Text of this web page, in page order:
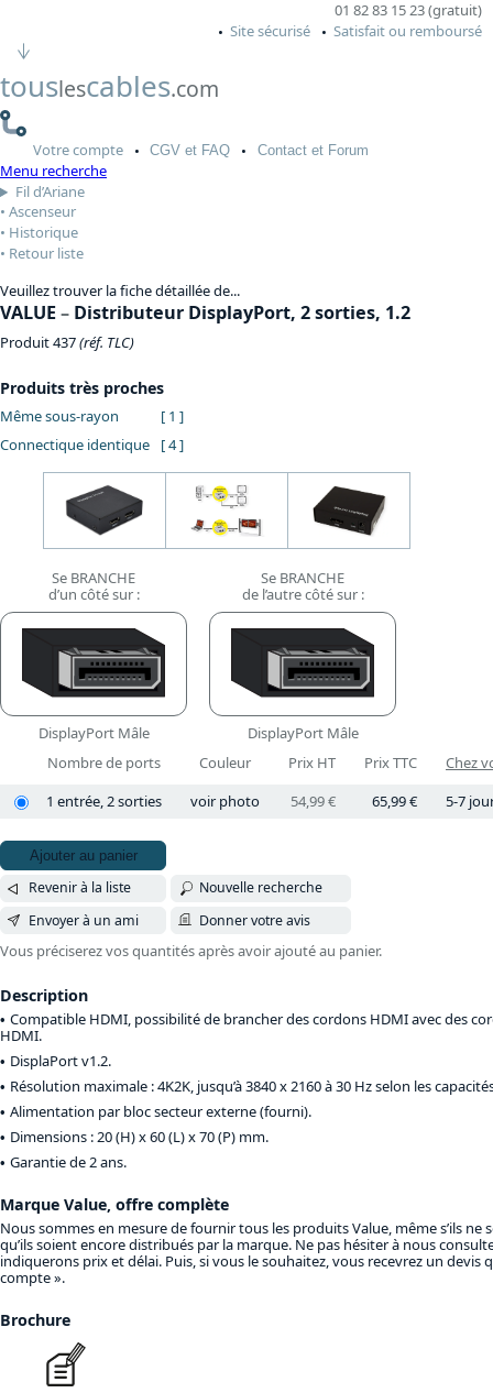
01 82 83 15 23 (gratuit)
Site sécurisé
Satisfait ou remboursé
touslescables.com
Votrecompte CGV et FAQ Contactet Forum
Menu recherche
Fil d’Ariane
Ascenseur
Historique
Retour liste
Veuillez trouver la fiche détaillée de...
VALUE– Distributeur DisplayPort, 2 sorties, 1.2
Produit 437(réf. TLC)
Produits très proches
Même sous-rayon
[ 1 ]
Connectique identique
[ 4 ]
Se BRANCHE
d’un côté sur :
DisplayPort Mâle
Se BRANCHE
de l’autre côté sur :
DisplayPort Mâle
Nombre de ports
Couleur Prix HT Prix TTC
Chez
1 entrée, 2 sorties
voir photo 54,99 € 65,99 € 5-7
Ajouter au panier
Revenir à la liste
Nouvelle recherche
Envoyer à un ami
Donner votre avis
Vous préciserez vos quantités après avoir ajouté au panier.
Description
Compatible HDMI, possibilité de brancher des cordons HDMI avec des
HDMI.
DisplaPort v1.2.
Résolution maximale : 4K2K, jusqu’à 3840 x 2160 à 30 Hz selon les
Alimentation par bloc secteur externe (fourni).
Dimensions : 20 (H) x 60 (L) x 70 (P) mm.
Garantie de 2 ans.
Marque Value, offre complète
Nous sommes en mesure de fournir tous les produits Value, même s’ils
qu’ils soient encore distribués par la marque. Ne pas hésiter à nous
indiquerons prix et délai. Puis, si vous le souhaitez, vous recevrez un devis
compte ».
Brochure